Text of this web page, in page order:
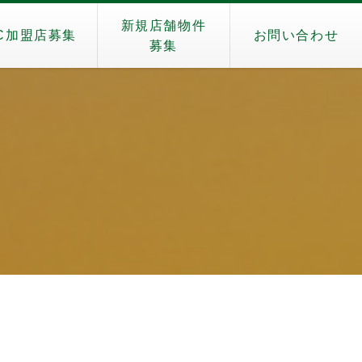
加盟店募集
新規店舗物件
募集
お問い合わせ